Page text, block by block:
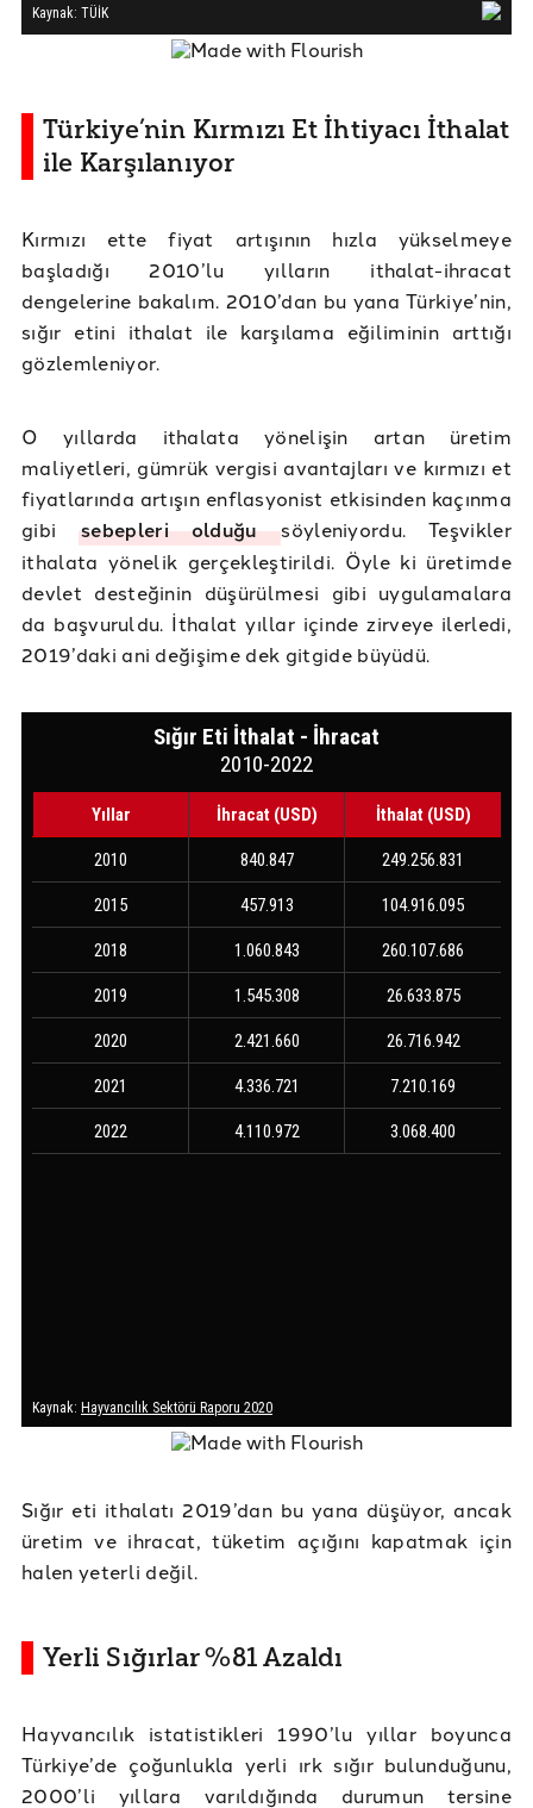
Türkiye’nin Kırmızı Et İhtiyacı İthalat
ile Karşılanıyor
Kırmızı ette fiyat artışının hızla yükselmeye
başladığı 2010’lu yılların ithalat-ihracat
dengelerine bakalım. 2010’dan bu yana Türkiye’nin,
sığır etini ithalat ile karşılama eğiliminin arttığı
gözlemleniyor.
O yıllarda ithalata yönelişin artan üretim
maliyetleri, gümrük vergisi avantajları ve kırmızı et
fiyatlarında artışın enflasyonist etkisinden kaçınma
gibi sebepleri olduğusöyleniyordu. Teşvikler
ithalata yönelik gerçekleştirildi. Öyle ki üretimde
devlet desteğinin düşürülmesi gibi uygulamalara
da başvuruldu. İthalat yıllar içinde zirveye ilerledi,
2019’daki ani değişime dek gitgide büyüdü.
Sığır eti ithalatı 2019’dan bu yana düşüyor, ancak
üretim ve ihracat, tüketim açığını kapatmak için
halen yeterli değil.
Yerli Sığırlar %81 Azaldı
Hayvancılık istatistikleri 1990’lu yıllar boyunca
Türkiye’de çoğunlukla yerli ırk sığır bulunduğunu,
2000’li yıllara varıldığında durumun tersine